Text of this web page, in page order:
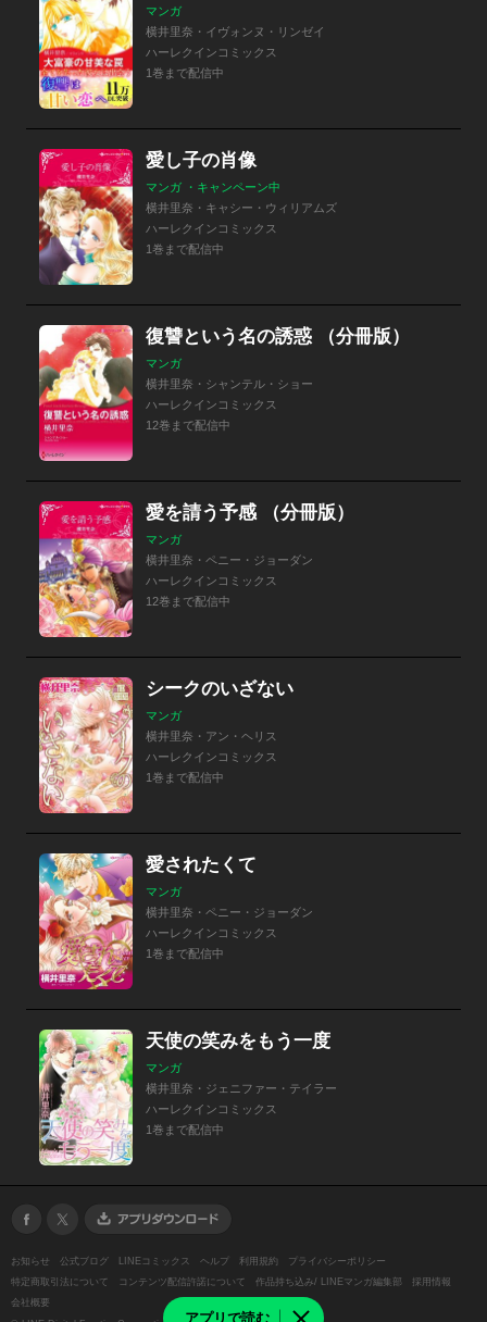
アプリで読む
マンガ
横井里奈・イヴォンヌ・リンゼイ
ハーレクインコミックス
1巻まで配信中
愛し子の肖像
マンガ ・キャンペーン中
横井里奈・キャシー・ウィリアムズ
ハーレクインコミックス
1巻まで配信中
復讐という名の誘惑 （分冊版）
マンガ
横井里奈・シャンテル・ショー
ハーレクインコミックス
12巻まで配信中
愛を請う予感 （分冊版）
マンガ
横井里奈・ペニー・ジョーダン
ハーレクインコミックス
12巻まで配信中
シークのいざない
マンガ
横井里奈・アン・ヘリス
ハーレクインコミックス
1巻まで配信中
愛されたくて
マンガ
横井里奈・ペニー・ジョーダン
ハーレクインコミックス
1巻まで配信中
天使の笑みをもう一度
マンガ
横井里奈・ジェニファー・テイラー
ハーレクインコミックス
1巻まで配信中
お知らせ 公式ブログ LINEコミックス ヘルプ 利用規約
プライバシーポリシー
特定商取引法について
コンテンツ配信許諾について 作品持ち込み/ LINEマンガ編集部
採用情報
会社概要